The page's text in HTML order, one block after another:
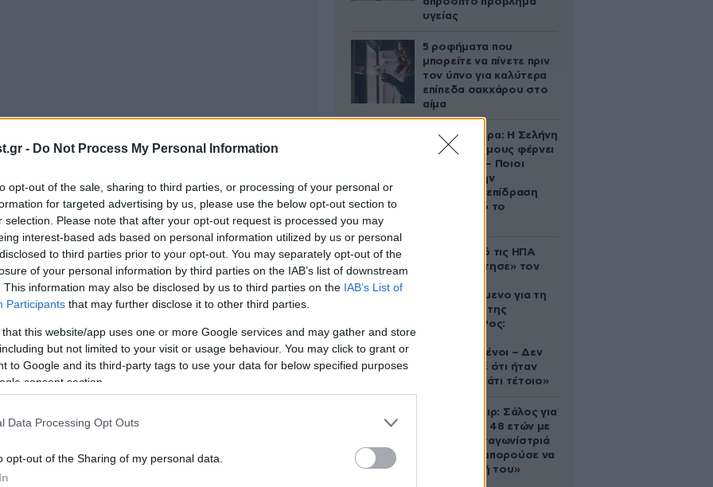
- Do Not Process My Personal Information
opt-out of the sale, sharing to third parties, or processing of your personal or
for targeted advertising by us, please use the below opt-out section to
selection. Please note that after your opt-out request is processed you may
interest-based ads based on personal information utilized by us or personal
to third parties prior to your opt-out. You may separately opt-out of the
of your personal information by third parties on the IAB’s list of downstream
This information may also be disclosed by us to third parties on the IAB’s List of
Participants that may further disclose it to other third parties.
that this website/app uses one or more Google services and may gather and store
but not limited to your visit or usage behaviour. You may click to grant or
to Google and its third-party tags to use your data for below specified purposes
consent section.
Data Processing Opt Outs
opt-out of the Sharing of my personal data.
ύψος 1.80 μ., είναι αδύνατος, έχει γκρίζα
υγείας
5 ροφήματα που
μπορείτε να πίνετε πριν
τον ύπνο για καλύτερα
επίπεδα σακχάρου στο
αίμα
Ζώδια σήμερα: Η Σελήνη
στους Διδύμους φέρνει
ανατροπές – Ποιοι
δέχονται την
ευεργετική επίδραση
του Δία από το
Ζευγάρι από τις ΗΠΑ
που «υιοθέτησε» τον
κατηγορούμενο για τη
δολοφονία της
Ελίζαμπεθ Ρος:
συντετριμμένοι – Δεν
έδειξε ποτέ ότι ήταν
ικανός για κάτι τέτοιο»
Ρίτσαρντ Γκιρ: Σάλος για
τη διαφορά 48 ετών με
τη συμπρωταγωνίστριά
του – «Θα μπορούσε να
είναι εγγονή του»